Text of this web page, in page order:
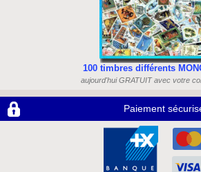
100 timbres différents
aujourd'hui GRATUIT avec votre
Paiement